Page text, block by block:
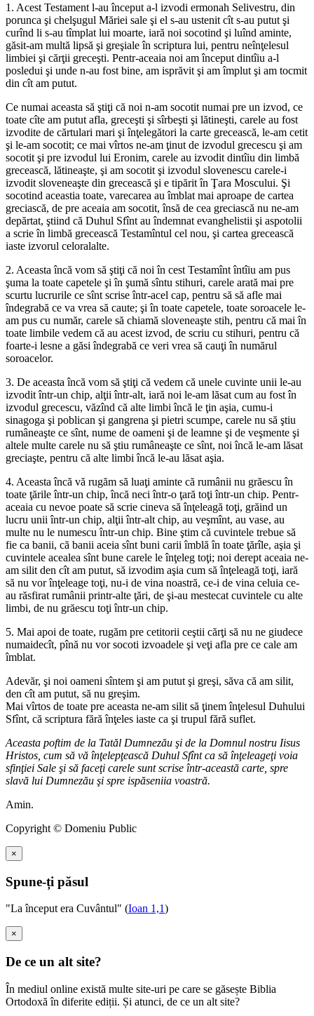
1. Acest Testament l-au început a-l izvodi ermonah Selivestru, din
porunca şi chelşugul Măriei sale şi el s-au ustenit cît s-au putut şi
curînd li s-au tîmplat lui moarte, iară noi socotind şi luînd aminte,
găsit-am multă lipsă şi greşiale în scriptura lui, pentru neînţelesul
limbiei şi cărţii greceşti. Pentr-aceaia noi am început dintîiu a-l
posledui şi unde n-au fost bine, am isprăvit şi am împlut şi am tocmit
din cît am putut.
Ce numai aceasta să ştiţi că noi n-am socotit numai pre un izvod, ce
toate cîte am putut afla, greceşti şi sîrbeşti şi lătineşti, carele au fost
izvodite de cărtulari mari şi înţelegători la carte grecească, le-am cetit
şi le-am socotit; ce mai vîrtos ne-am ţinut de izvodul grecescu şi am
socotit şi pre izvodul lui Eronim, carele au izvodit dintîiu din limbă
grecească, lătineaşte, şi am socotit şi izvodul slovenescu carele-i
izvodit sloveneaşte din grecească şi e tipărit în Ţara Moscului. Şi
socotind aceastia toate, varecarea au îmblat mai aproape de cartea
greciască, de pre aceaia am socotit, însă de cea greciască nu ne-am
depărtat, ştiind că Duhul Sfînt au îndemnat evanghelistii şi aspotolii
a scrie în limbă grecească Testamîntul cel nou, şi cartea grecească
iaste izvorul celoralalte.
2. Aceasta încă vom să ştiţi că noi în cest Testamînt întîiu am pus
şuma la toate capetele şi în şumă sîntu stihuri, carele arată mai pre
scurtu lucrurile ce sînt scrise într-acel cap, pentru să să afle mai
îndegrabă ce va vrea să caute; şi în toate capetele, toate soroacele le-
am pus cu număr, carele să chiamă sloveneaşte stih, pentru că mai în
toate limbile vedem că au acest izvod, de scriu cu stihuri, pentru că
foarte-i lesne a găsi îndegrabă ce veri vrea să cauţi în numărul
soroacelor.
3. De aceasta încă vom să ştiţi că vedem că unele cuvinte unii le-au
izvodit într-un chip, alţii într-alt, iară noi le-am lăsat cum au fost în
izvodul grecescu, văzînd că alte limbi încă le ţin aşia, cumu-i
sinagoga şi poblican şi gangrena şi pietri scumpe, carele nu să ştiu
rumâneaşte ce sînt, nume de oameni şi de leamne şi de veşmente şi
altele multe carele nu să ştiu rumâneaşte ce sînt, noi încă le-am lăsat
greciaşte, pentru că alte limbi încă le-au lăsat aşia.
4. Aceasta încă vă rugăm să luaţi aminte că rumânii nu grăescu în
toate ţările într-un chip, încă neci într-o ţară toţi într-un chip. Pentr-
aceaia cu nevoe poate să scrie cineva să înţeleagă toţi, grăind un
lucru unii într-un chip, alţii într-alt chip, au veşmînt, au vase, au
multe nu le numescu într-un chip. Bine ştim că cuvintele trebue să
fie ca banii, că banii aceia sînt buni carii îmblă în toate ţărîle, aşia şi
cuvintele acealea sînt bune carele le înţeleg toţi; noi derept aceaia ne-
am silit den cît am putut, să izvodim aşia cum să înţeleagă toţi, iară
să nu vor înţeleage toţi, nu-i de vina noastră, ce-i de vina celuia ce-
au răsfirat rumânii printr-alte ţări, de şi-au mestecat cuvintele cu alte
limbi, de nu grăescu toţi într-un chip.
5. Mai apoi de toate, rugăm pre cetitorii ceştii cărţi să nu ne giudece
numaidecît, pînă nu vor socoti izvoadele şi veţi afla pre ce cale am
îmblat.
Adevăr, şi noi oameni sîntem şi am putut şi greşi, săva că am silit,
den cît am putut, să nu greşim.
Mai vîrtos de toate pre aceasta ne-am silit să ţinem înţelesul Duhului
Sfînt, că scriptura fără înţeles iaste ca şi trupul fără suflet.
Aceasta poftim de la Tatăl Dumnezău şi de la Domnul nostru Iisus
Hristos, cum să vă înţelepţească Duhul Sfînt ca să înţeleageţi voia
sfinţiei Sale şi să faceţi carele sunt scrise într-această carte, spre
slavă lui Dumnezău şi spre ispăseniia voastră.
Amin.
Copyright © Domeniu Public
×
Spune-ți păsul
"La început era Cuvântul" (Ioan 1,1)
×
De ce un alt site?
În mediul online există multe site-uri pe care se găsește Biblia
Ortodoxă în diferite ediții. Și atunci, de ce un alt site?